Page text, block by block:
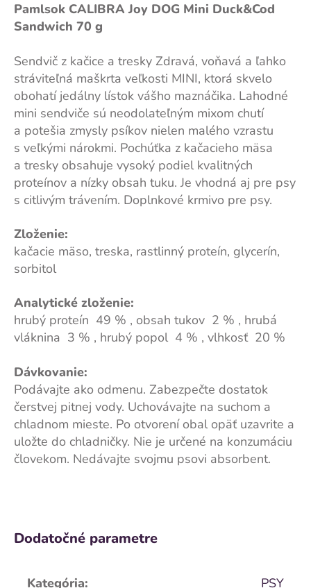
Pamlsok CALIBRA Joy DOG Mini Duck&Cod
Sandwich 70 g
Sendvič z kačice a tresky Zdravá, voňavá a ľahko
stráviteľná maškrta veľkosti MINI, ktorá skvelo
obohatí jedálny lístok vášho maznáčika. Lahodné
mini sendviče sú neodolateľným mixom chutí
a potešia zmysly psíkov nielen malého vzrastu
s veľkými nárokmi. Pochúťka z kačacieho mäsa
a tresky obsahuje vysoký podiel kvalitných
proteínov a nízky obsah tuku. Je vhodná aj pre psy
s citlivým trávením. Doplnkové krmivo pre psy.
Zloženie:
kačacie mäso, treska, rastlinný proteín, glycerín,
sorbitol
Analytické zloženie:
hrubý proteín 49 % , obsah tukov 2 % , hrubá
vláknina 3 % , hrubý popol 4 % , vlhkosť 20 %
Dávkovanie:
Podávajte ako odmenu. Zabezpečte dostatok
čerstvej pitnej vody. Uchovávajte na suchom a
chladnom mieste. Po otvorení obal opäť uzavrite a
uložte do chladničky. Nie je určené na konzumáciu
človekom. Nedávajte svojmu psovi absorbent.
Dodatočné parametre
Kategória:
PSY